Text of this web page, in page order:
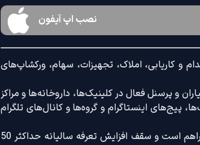
نصب اپ آیفون
و کاریابی، املاک، تجهیزات، سهام، ورکشاپ‌های
و پرسنل فعال در کلینیک‌ها، داروخانه‌ها و مراکز
پیج‌های اینستاگرام و گروه‌ها و کانال‌های تلگرام
ضمنا امکان ثبت آگهی با کامل‌ترین امکانات رایج و کم‌ترین تعرفه بازار فراهم است و سقف افزایش تعرفه سالیانه حداکثر 50